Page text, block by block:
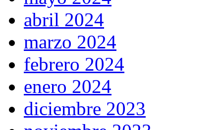
abril 2024
marzo 2024
febrero 2024
enero 2024
diciembre 2023